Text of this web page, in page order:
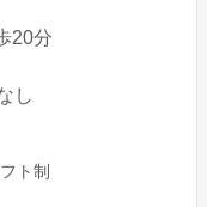
20分
し
ト制